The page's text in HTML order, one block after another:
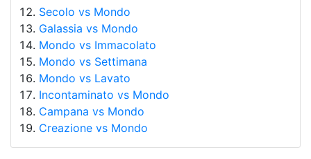
Secolo vs Mondo
Galassia vs Mondo
Mondo vs Immacolato
Mondo vs Settimana
Mondo vs Lavato
Incontaminato vs Mondo
Campana vs Mondo
Creazione vs Mondo